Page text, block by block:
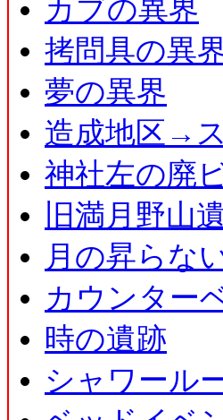
カブの異界
拷問具の異
夢の異界
造成地区→
神社左の廃
旧満月野山
月の昇らな
カウンター
時の遺跡
シャワール